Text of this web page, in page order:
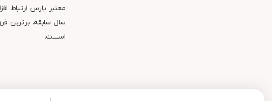
سال سابقه، برترین
اســــت.